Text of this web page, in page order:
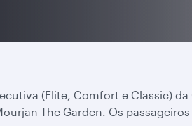
(Elite, Comfort e Classic)
The Garden. Os